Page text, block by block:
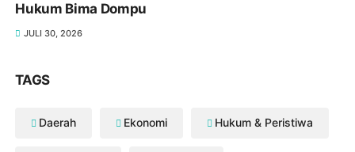
Hukum Bima Dompu
JULI 30, 2026
TAGS
Daerah Ekonomi Hukum & Peristiwa